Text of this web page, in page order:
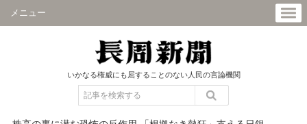
メニュー
いかなる権威にも屈することのない人民の言論機関